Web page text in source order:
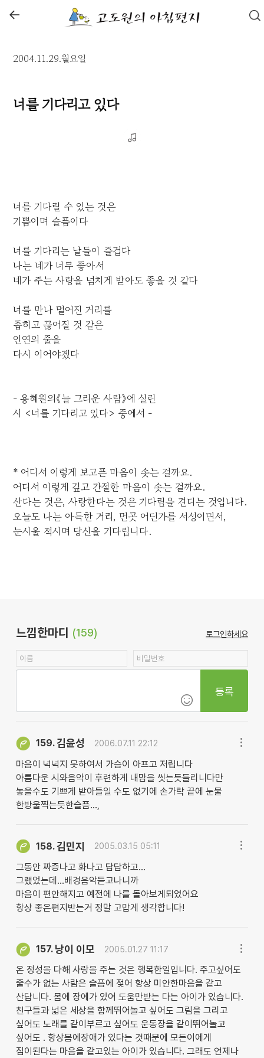
←
2004.11.29.월요일
너를 기다리고 있다
너를 기다릴 수 있는 것은
기쁨이며 슬픔이다
너를 기다리는 날들이 즐겁다
나는 네가 너무 좋아서
네가 주는 사랑을 넘치게 받아도 좋을 것 같다
너를 만나 멀어진 거리를
좁히고 끊어질 것 같은
인연의 줄을
다시 이어야겠다
- 용혜원의《늘 그리운 사람》에 실린
시 <너를 기다리고 있다> 중에서 -
* 어디서 이렇게 보고픈 마음이 솟는 걸까요.
어디서 이렇게 깊고 간절한 마음이 솟는 걸까요.
산다는 것은, 사랑한다는 것은 기다림을 견디는 것입니다.
오늘도 나는 아득한 거리, 먼곳 어딘가를 서성이면서,
눈시울 적시며 당신을 기다립니다.
느낌한마디 (159) 로그인하세요
등록
159.김윤성 2006.07.11 22:12
마음이 넉넉지 못하여서 가슴이 아프고 저립니다
아름다운 시와음악이 후련하게 내맘을 씻는듯들리니다만
놓을수도 기쁘게 받아들일 수도 없기에 손가락 끝에 눈물
한방울찍는듯한슬픔...,
158.김민지 2005.03.15 05:11
그동안 짜증나고 화나고 답답하고...
그랬었는데...배경음악듣고나니까
마음이 편안해지고 예전에 나를 돌아보게되었어요
항상 좋은편지받는거 정말 고맙게 생각합니다!
157. 낭이 이모 2005.01.27 11:17
온 정성을 다해 사랑을 주는 것은 행복한일입니다. 주고싶어도
줄수가 없는 사람은 슬픔에 젖어 항상 미안한마음을 같고
산답니다. 몸에 장에가 있어 도움만받는 다는 아이가 있습니다.
친구들과 넓은 세상을 함께뛰어놀고 싶어도 그림을 그리고
싶어도 노래를 같이부르고 싶어도 운동장을 같이뛰어놀고
싶어도 . 항상몸에장애가 있다는 것때문에 모든이에게
짐이된다는 마음을 같고있는 아이가 있습니다. 그래도 언제나